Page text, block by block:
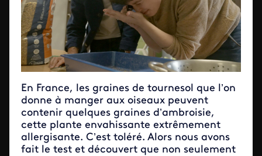
En France, les graines de tournesol que l’on
donne à manger aux oiseaux peuvent
contenir quelques graines d’ambroisie,
cette plante envahissante extrêmement
allergisante. C’est toléré. Alors nous avons
fait le test et découvert que non seulement